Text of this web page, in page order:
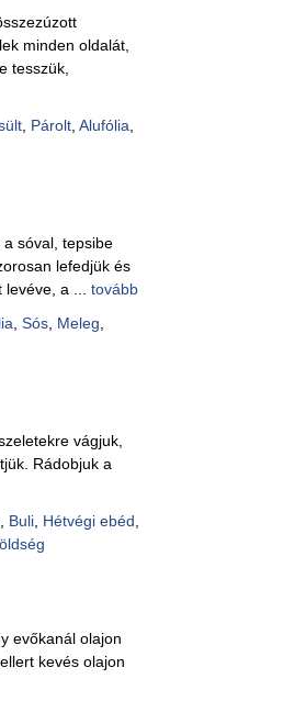
minden oldalát,
tesszük,
, Párolt, Alufólia
sóval, tepsibe
lefedjük és
a ... tovább
Sós, Meleg
vágjuk,
Rádobjuk a
Buli, Hétvégi ebéd
evőkanál olajon
kevés olajon